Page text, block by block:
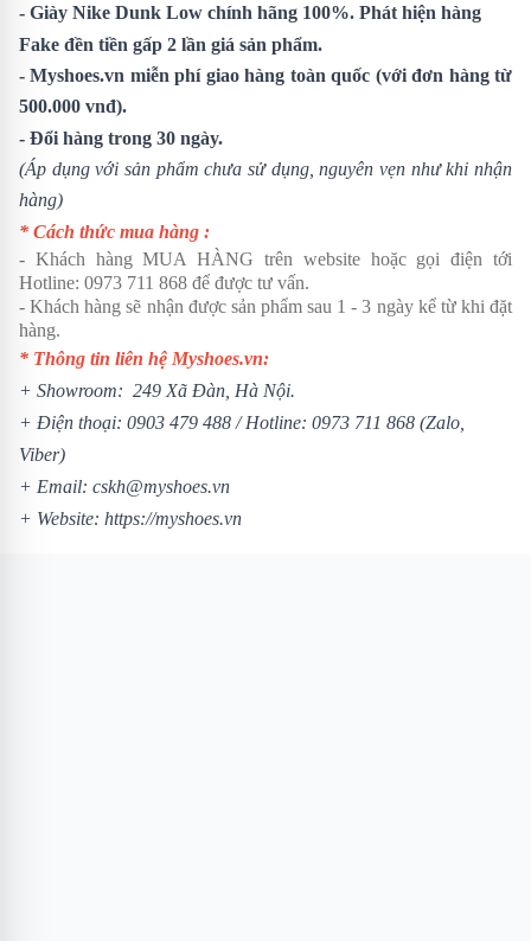
- Giày Nike Dunk Low chính hãng 100%. Phát hiện hàng
Fake đền tiền gấp 2 lần giá sản phẩm.
- Myshoes.vn miễn phí giao hàng toàn quốc (với đơn hàng từ
500.000 vnđ).
- Đổi hàng trong 30 ngày.
(Áp dụng với sản phẩm chưa sử dụng, nguyên vẹn như khi nhận
hàng)
* Cách thức mua hàng :
- Khách hàng MUA HÀNG trên website hoặc gọi điện tới
Hotline: 0973 711 868 để được tư vấn.
- Khách hàng sẽ nhận được sản phẩm sau 1 - 3 ngày kể từ khi đặt
hàng.
* Thông tin liên hệ Myshoes.vn:
+ Showroom: 249 Xã Đàn, Hà Nội.
+ Điện thoại: 0903 479 488 / Hotline: 0973 711 868 (Zalo,
Viber)
+ Email: cskh@myshoes.vn
+ Website: https://myshoes.vn